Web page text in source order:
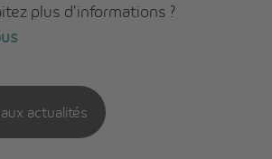
plus d’informations ?
actualités